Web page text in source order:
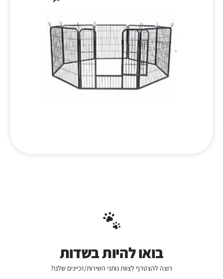
בואו להיות בשדות
רוצה להצטרף לצוות נותני השירות/זכיינים שלנו?